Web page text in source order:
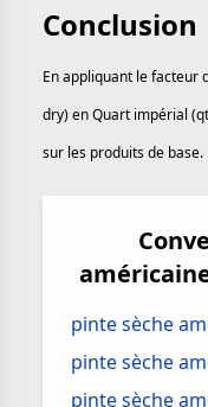
Conclusion
En appliquant le facteur
dry) en Quart impérial
sur les produits de base.
pinte sèche
pinte sèche
pinte sèche